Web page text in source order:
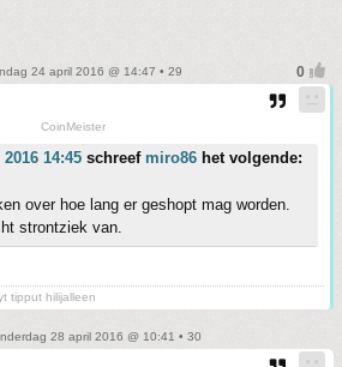
24 april 2016 @ 14:47 • 29
CoinMeister
14:45 schreef miro86 het volgende:
over hoe lang er geshopt mag worden.
strontziek van.
tipput hilijalleen
28 april 2016 @ 10:41 • 30